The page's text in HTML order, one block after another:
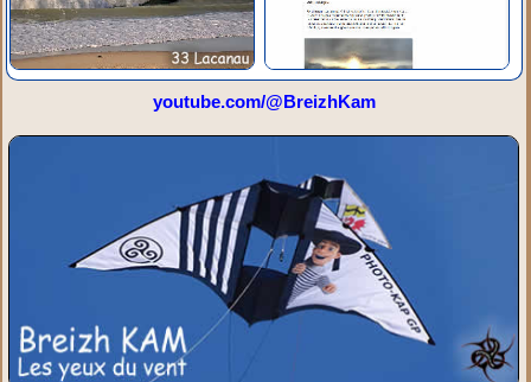
youtube.com/@BreizhKam